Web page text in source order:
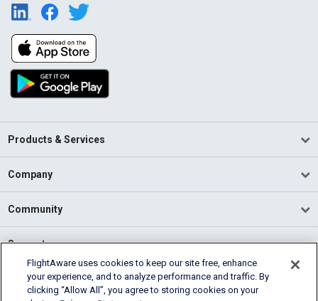
Products & Services
Company
Community
Support
English (USA)
2026 FlightAware
FlightAware uses cookies to keep our site free, enhance
your experience, and to analyze performance and traffic. By
clicking “Allow All”, you agree to storing cookies on your